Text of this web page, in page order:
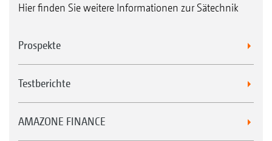
Hier finden Sie weitere Informationen zur Sätechnik
Prospekte
Testberichte
AMAZONE FINANCE